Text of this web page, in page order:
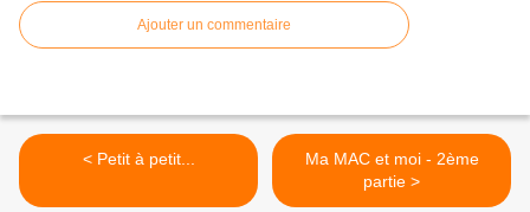
Ajouter un commentaire
< Petit à petit...
Ma MAC et moi - 2ème
partie >